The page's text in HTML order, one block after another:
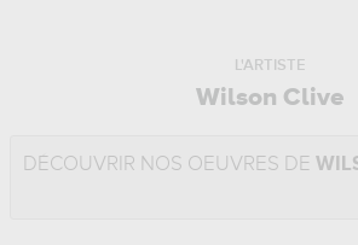
L'ARTISTE
Wilson Clive
DÉCOUVRIR NOS OEUVRES DE